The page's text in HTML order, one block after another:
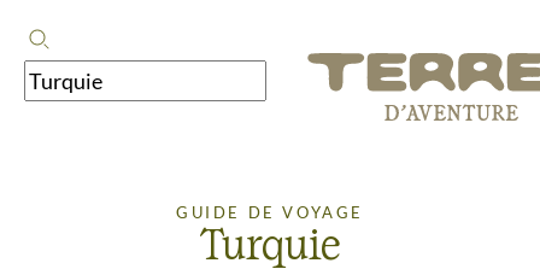
GUIDE DE VOYAGE
Turquie